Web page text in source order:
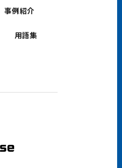
事例紹介
用語集